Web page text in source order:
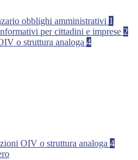
obblighi amministrativi 1
per cittadini e imprese 2
o struttura analoga 4
OIV o struttura analoga 4